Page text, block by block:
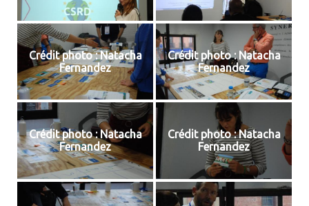
Crédit photo : Natacha
Fernandez
Crédit photo : Natacha
Fernandez
Crédit photo : Natacha
Fernandez
Crédit photo : Natacha
Fernandez